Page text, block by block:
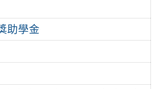
助學金